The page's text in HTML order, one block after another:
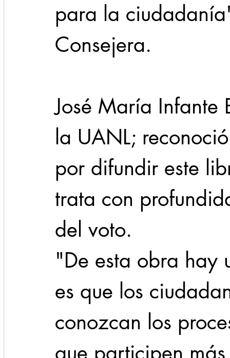
para la
Consejera.
José María Infante
la UANL;
por difundir este
trata con
del voto.
"De esta obra hay
es que los
conozcan los